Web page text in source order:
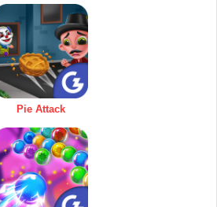
Pie Attack